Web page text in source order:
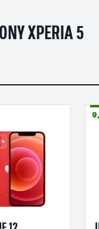
XPERIA 5